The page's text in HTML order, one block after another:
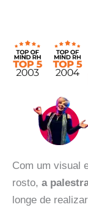
Com um visual
rosto, a
longe de